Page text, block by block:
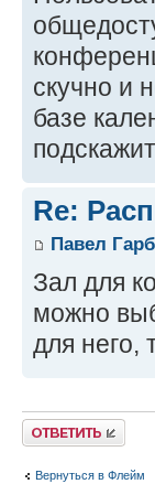
скучно и
базе
Re:
Павел
Зал для
можно
для него,
Ответить
Вернуться в Флейм